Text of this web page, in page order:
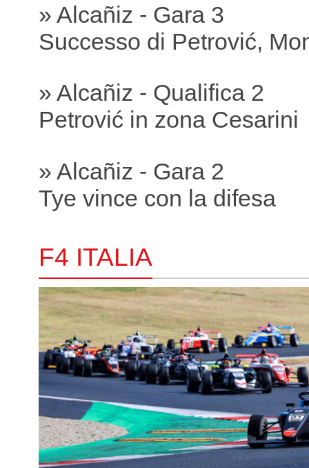
» Alcañiz - Gara 3
Successo di Petrović,
» Alcañiz - Qualifica 2
Petrović in zona Cesarini
» Alcañiz - Gara 2
Tye vince con la difesa
F4 ITALIA